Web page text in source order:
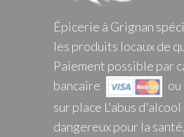
Épicerie à Grignan
les produits locaux de
Paiement possible par
bancaire
ou
sur place L'abus
dangereux pour la